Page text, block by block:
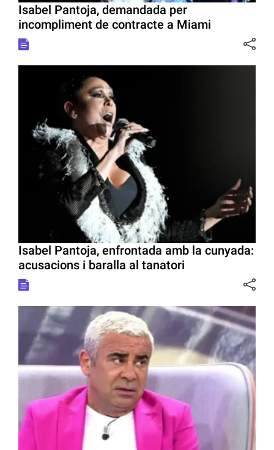
Isabel Pantoja, demandada per
incompliment de contracte a Miami
Isabel Pantoja, enfrontada amb la cunyada:
acusacions i baralla al tanatori